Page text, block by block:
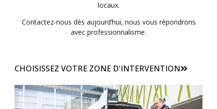
locaux.
Contactez-nous dès aujourd’hui, nous vous répondrons
avec professionnalisme.
CHOISISSEZ VOTRE ZONE D'INTERVENTION